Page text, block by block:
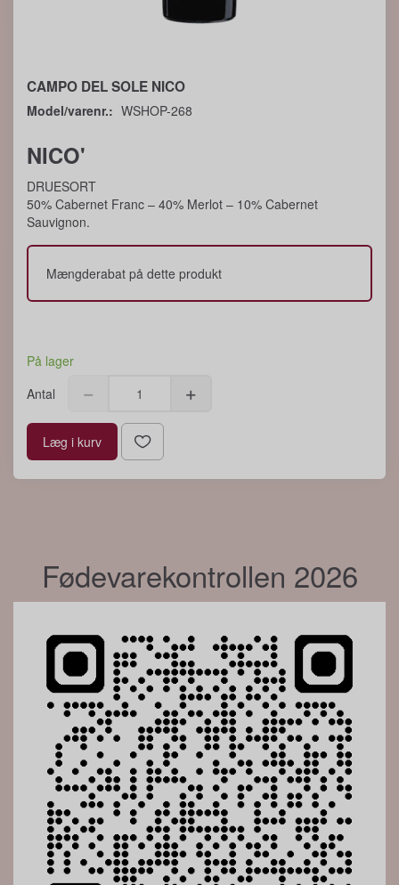
CAMPO DEL SOLE NICO
Model/varenr.: WSHOP-268
NICO'
DRUESORT
50% Cabernet Franc – 40% Merlot – 10% Cabernet
Sauvignon.
Mængderabat på dette produkt
På lager
Antal
Læg i kurv
Fødevarekontrollen 2026